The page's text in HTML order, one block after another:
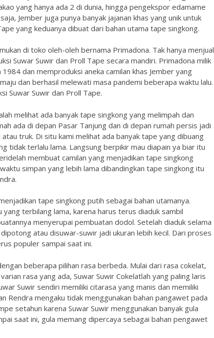
yang hanya ada 2 di dunia, hingga pengekspor edamame
Jember juga punya banyak jajanan khas yang unik untuk
yang keduanya dibuat dari bahan utama tape singkong.
di toko oleh-oleh bernama Primadona. Tak hanya menjual
Suwar Suwir dan Proll Tape secara mandiri. Primadona milik
dan memproduksi aneka camilan khas Jember yang
dan berhasil melewati masa pandemi beberapa waktu lalu.
Suwar Suwir dan Proll Tape.
melihat ada banyak tape singkong yang melimpah dan
ada di depan Pasar Tanjung dan di depan rumah persis jadi
truk. Di situ kami melihat ada banyak tape yang dibuang
tidak terlalu lama. Langsung berpikir mau diapain ya biar itu
membuat camilan yang menjadikan tape singkong
simpan yang lebih lama dibandingkan tape singkong itu
tape singkong putih sebagai bahan utamanya.
terbilang lama, karena harus terus diaduk sambil
menyerupai pembuatan dodol. Setelah diaduk selama
atau disuwar-suwir jadi ukuran lebih kecil. Dari proses
populer sampai saat ini.
beberapa pilihan rasa berbeda. Mulai dari rasa cokelat,
rasa yang ada, Suwar Suwir Cokelatlah yang paling laris
Suwir sendiri memiliki citarasa yang manis dan memiliki
Rendra mengaku tidak menggunakan bahan pangawet pada
setahun karena Suwar Suwir menggunakan banyak gula
saat ini, gula memang dipercaya sebagai bahan pengawet